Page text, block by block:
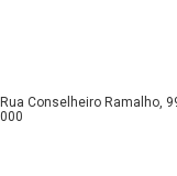
Rua Conselheiro Ramalho,
000